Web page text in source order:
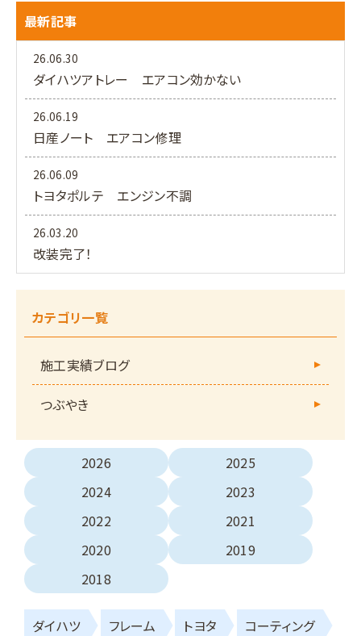
最新記事
26.06.30
ダイハツアトレー エアコン効かない
26.06.19
日産ノート エアコン修理
26.06.09
トヨタポルテ エンジン不調
26.03.20
改装完了！
カテゴリ一覧
施工実績ブログ
つぶやき
2026
2025
2024
2023
2022
2021
2020
2019
2018
ダイハツ フレーム トヨタ コーティング